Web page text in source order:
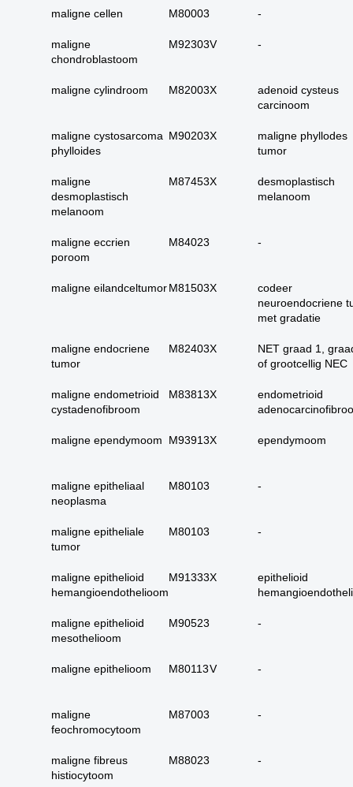
carcinoom
maligne
invasieve
11. alle carcinoma in
12. alle epitheliale
13. alle tumoren
onbekend primair of
14. alle primaire
15. huid totaal
16. alle benigne
17. alle maligne
18. alle
basaalcelcarcinomen
19. alle (primaire)
20. alle metastasen
situ
slokdarm tot anus
23. tractus digestivus
uitgebreid (incl lever,
25. urinewegen totaal
maligne cellen M80003 -
maligne
chondroblastoom
M92303V -
maligne cylindroom M82003X
adenoid cysteus
carcinoom
maligne cystosarcoma
phylloides
M90203X
maligne phyllodes
tumor
maligne
desmoplastisch
melanoom
M87453X
desmoplastisch
melanoom
maligne eccrien
poroom
M84023 -
maligne eilandceltumorM81503X
codeer
neuroendocriene
met gradatie
maligne endocriene
tumor
M82403X
NET graad 1,
of grootcellig NEC
maligne endometrioid
cystadenofibroom
M83813X
endometrioid
maligne ependymoom M93913X ependymoom
maligne epitheliaal
neoplasma
M80103 -
maligne epitheliale
tumor
M80103 -
maligne epithelioid
hemangioendothelioom
M91333X
epithelioid
maligne epithelioid
mesothelioom
M90523 -
maligne epithelioom M80113V -
maligne
feochromocytoom
M87003 -
maligne fibreus
histiocytoom
M88023 -